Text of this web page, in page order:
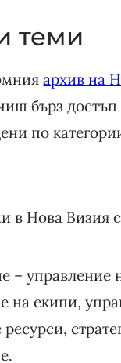
теми
архив на
бърз достъп
по
в Нова Визия
– управление
на екипи,